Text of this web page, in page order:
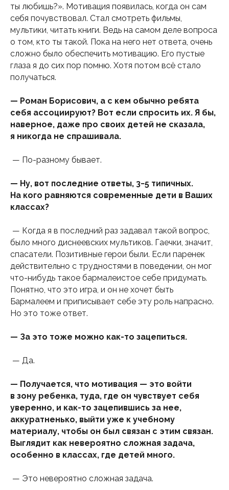
ты любишь?». Мотивация появилась, когда он сам
себя почувствовал. Стал смотреть фильмы,
мультики, читать книги. Ведь на самом деле вопроса
о том, кто ты такой. Пока на него нет ответа, очень
сложно было обеспечить мотивацию. Его пустые
глаза я до сих пор помню. Хотя потом всё стало
получаться.
— Роман Борисович, а с кем обычно ребята
себя ассоциируют? Вот если спросить их. Я бы,
наверное, даже про своих детей не сказала,
я никогда не спрашивала.
— По-разному бывает.
— Ну, вот последние ответы, 3−5 типичных.
На кого равняются современные дети в Ваших
классах?
— Когда я в последний раз задавал такой вопрос,
было много диснеевских мультиков. Гаечки, значит,
спасатели. Позитивные герои были. Если паренек
действительно с трудностями в поведении, он мог
что-нибудь такое бармалеистое себе придумать.
Понятно, что это игра, и он не хочет быть
Бармалеем и приписывает себе эту роль напрасно.
Но это тоже ответ.
— За это тоже можно как-то зацепиться.
— Да.
— Получается, что мотивация — это войти
в зону ребенка, туда, где он чувствует себя
уверенно, и как-то зацепившись за нее,
аккуратненько, выйти уже к учебному
материалу, чтобы он был связан с этим связан.
Выглядит как невероятно сложная задача,
особенно в классах, где детей много.
— Это невероятно сложная задача.